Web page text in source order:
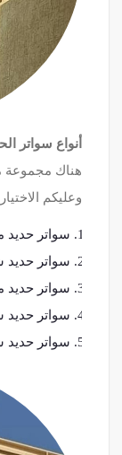
أنواع سواتر
هناك مجموعة
وعليكم
سواتر حديد
سواتر حديد
سواتر
سواتر حديد
سواتر حديد